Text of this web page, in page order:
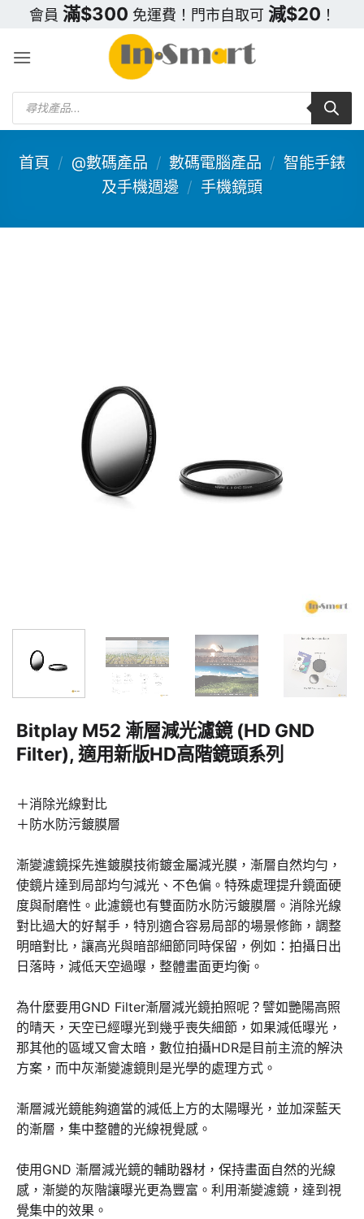
content
會員 滿$300 免運費！門市自取可 減$20 ！
Products
search
首頁 / @數碼產品 / 數碼電腦產品 / 智能手錶
及手機週邊 / 手機鏡頭
Bitplay M52 漸層減光濾鏡 (HD GND
Filter), 適用新版HD高階鏡頭系列
＋消除光線對比
＋防水防污鍍膜層
漸變濾鏡採先進鍍膜技術鍍金屬減光膜，漸層自然均勻，
使鏡片達到局部均勻減光、不色偏。特殊處理提升鏡面硬
度與耐磨性。此濾鏡也有雙面防水防污鍍膜層。消除光線
對比過大的好幫手，特別適合容易局部的場景修飾，調整
明暗對比，讓高光與暗部細節同時保留，例如：拍攝日出
日落時，減低天空過曝，整體畫面更均衡。
為什麼要用GND Filter漸層減光鏡拍照呢？譬如艷陽高照
的晴天，天空已經曝光到幾乎喪失細節，如果減低曝光，
那其他的區域又會太暗，數位拍攝HDR是目前主流的解決
方案，而中灰漸變濾鏡則是光學的處理方式。
漸層減光鏡能夠適當的減低上方的太陽曝光，並加深藍天
的漸層，集中整體的光線視覺感。
使用GND 漸層減光鏡的輔助器材，保持畫面自然的光線
感，漸變的灰階讓曝光更為豐富。利用漸變濾鏡，達到視
覺集中的效果。